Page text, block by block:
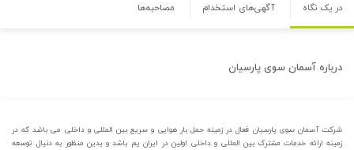
در یک نگاه آگهی‌های استخدام مصاحبه‌ها
درباره آسمان سوی پارسیان
شرکت آسمان سوی پارسیان فعال در زمینه حمل بار هوایی و سریع بین المللی و داخلی می باشد که در
زمینه ارائه خدمات مشترک بین المللی و داخلی اولین در ایران یم باشد و بدین منظور به دنیال توسعه